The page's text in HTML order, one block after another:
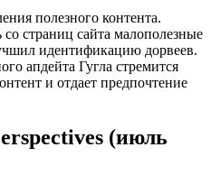
полезного контента.
со страниц сайта малополезные
идентификацию дорвеев.
апдейта Гугла стремится
и отдает предпочтение
(июль